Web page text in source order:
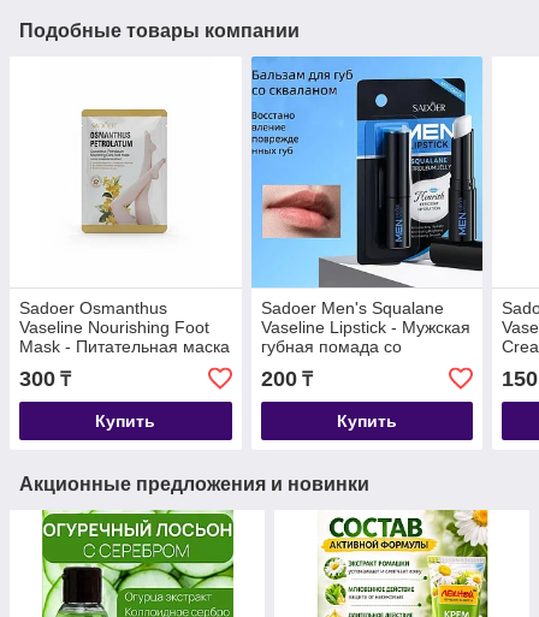
Подобные товары компании
Sadoer Osmanthus
Vaseline Nourishing Foot
Mask - Питательная маска
для ног с вазелином из
османтуса 40 мл
300 ₸
Купить
Sadoer Men's Squalane
Vaseline Lipstick - Мужская
губная помада со
скваланом и вазелином
2,7 гр
200₸
Купить
150
Акционные предложения и новинки